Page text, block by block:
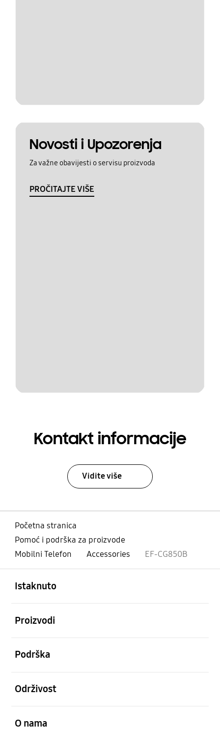
Novosti i Upozorenja
Za važne obavijesti o servisu proizvoda
PROČITAJTE VIŠE
Kontakt informacije
Vidite više
Početna stranica
Pomoć i podrška za proizvode
Mobilni Telefon
Accessories EF-CG850B
Istaknuto
Proizvodi
Podrška
Održivost
O nama